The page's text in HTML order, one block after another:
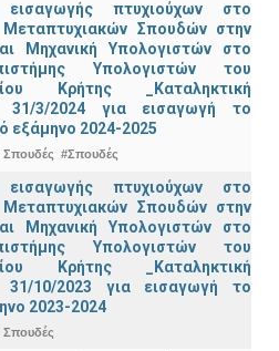
εισαγωγής πτυχιούχων στo
Σπουδών στην
Μηχανική Υπολογιστών στο
Υπολογιστών του
Κρήτης _Καταληκτική
31/3/2024 για εισαγωγή το
εξάμηνο 2024-2025
Σπουδές #Σπουδές
εισαγωγής πτυχιούχων στo
Σπουδών στην
Μηχανική Υπολογιστών στο
Υπολογιστών του
Κρήτης _Καταληκτική
31/10/2023 για εισαγωγή το
2023-2024
Σπουδές